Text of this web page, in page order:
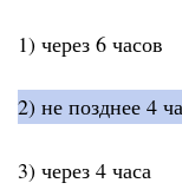
1) через 6 часов
2) не позднее 4
3) через 4 часа